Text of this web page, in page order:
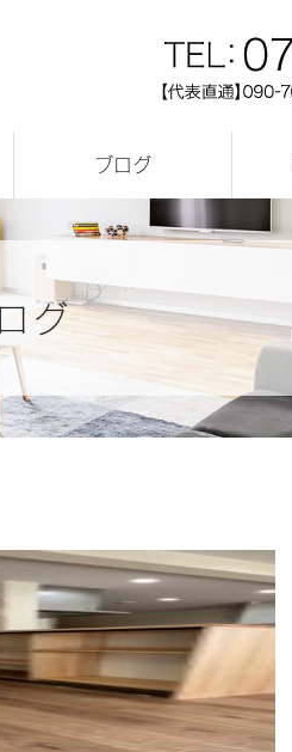
ブログ
リフォーム実績
新築実績
店舗リフォーム実績
完成見学会
お知らせ
グ